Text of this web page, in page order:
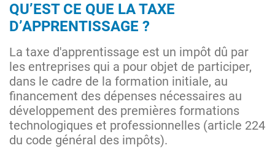
QU’EST CE QUE LA TAXE
D’APPRENTISSAGE ?
La taxe d'apprentissage est un impôt dû par
les entreprises qui a pour objet de participer,
dans le cadre de la formation initiale, au
financement des dépenses nécessaires au
développement des premières formations
technologiques et professionnelles (article 224
du code général des impôts).